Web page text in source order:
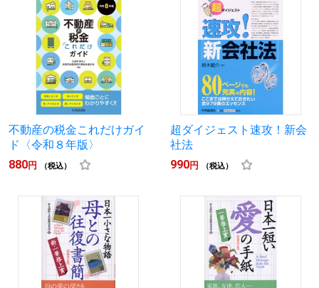
不動産の税金これだけガイ
ド〈令和８年版〉
880円 （税込）
超ダイジェスト速攻！新会
社法
990円 （税込）